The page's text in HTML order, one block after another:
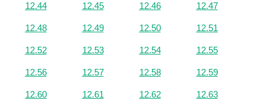
12.44 12.45 12.46 12.47
12.48 12.49 12.50 12.51
12.52 12.53 12.54 12.55
12.56 12.57 12.58 12.59
12.60 12.61 12.62 12.63